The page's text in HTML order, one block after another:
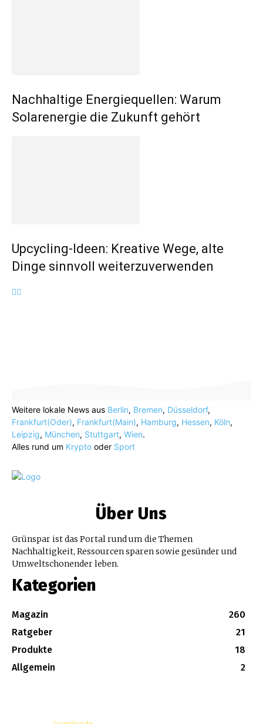
Nachhaltige Energiequellen: Warum
Solarenergie die Zukunft gehört
Upcycling-Ideen: Kreative Wege, alte
Dinge sinnvoll weiterzuverwenden
Weitere lokale News aus Berlin, Bremen, Düsseldorf,
Frankfurt(Oder), Frankfurt(Main), Hamburg, Hessen, Köln,
Leipzig, München, Stuttgart, Wien.
Alles rund um Krypto oder Sport
Über Uns
Grünspar ist das Portal rund um die Themen
Nachhaltigkeit, Ressourcen sparen sowie gesünder und
Umweltschonender leben.
Kategorien
Magazin
260
Ratgeber
21
Produkte
18
Allgemein
2